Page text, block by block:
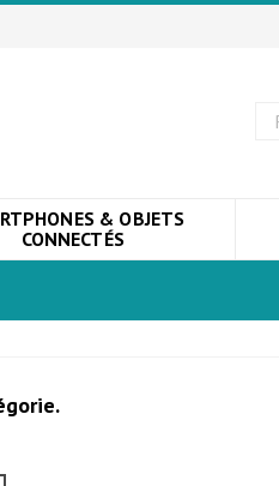
& OBJETS
CONNECTÉS